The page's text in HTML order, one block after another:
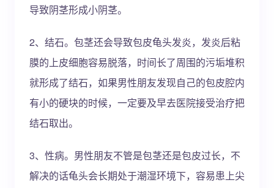
导致阴茎形成小阴茎。
2、结石。包茎还会导致包皮龟头发炎，发炎后粘
膜的上皮细胞容易脱落，时间长了周围的污垢堆积
就形成了结石，如果男性朋友发现自己的包皮腔内
有小的硬块的时候，一定要及早去医院接受治疗把
结石取出。
3、性病。男性朋友不管是包茎还是包皮过长，不
解决的话龟头会长期处于潮湿环境下，容易患上尖